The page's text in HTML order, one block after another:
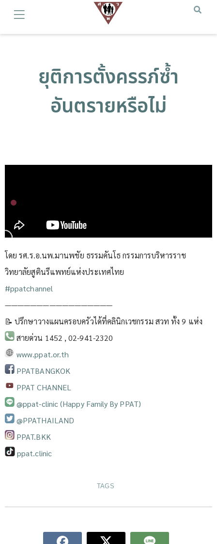
ยุติการตั้งครรภ์ซ้ำ
อันตรายหรือไม่
โดย รศ.ร.อ.นพ.มานพชัย ธรรมคันโธ กรรมการบริหารราช
วิทยาลัยสูตินรีแพทย์แห่งประเทศไทย
#ppatchannel​
—————————————————
📝 ปรึกษาวางแผนครอบครัวได้ที่คลินิกเวชกรรม สวท ทั้ง 9 แห่ง
สายด่วน 1452 , 02-941-2320
www.ppat.or.th
PPATBANGKOK
PPAT CHANNEL
@ppat-clinic (Happy Family By PPAT)
@PPATHAILAND
PPAT.BKK
ppat.clinic
TAGS